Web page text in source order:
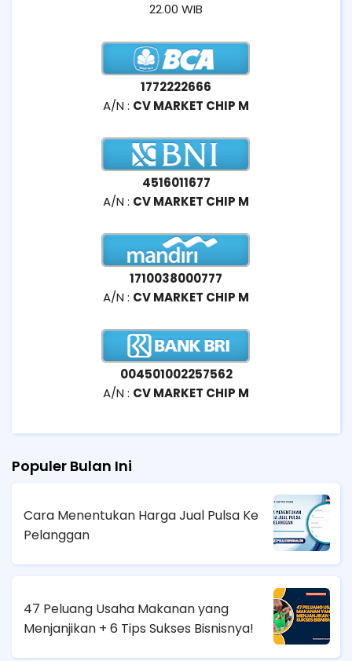
22.00 WIB
1772222666
A/N : CV MARKET CHIP M
4516011677
A/N : CV MARKET CHIP M
1710038000777
A/N : CV MARKET CHIP M
004501002257562
A/N : CV MARKET CHIP M
Populer Bulan Ini
Cara Menentukan Harga Jual Pulsa Ke
Pelanggan
47 Peluang Usaha Makanan yang
Menjanjikan + 6 Tips Sukses Bisnisnya!